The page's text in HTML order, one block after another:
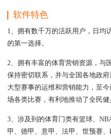
软件特色
1、拥有数千万的活跃用户，日均
的第一选择。
2、拥有丰富的体育营销资源，与
保持密切联系，并与全国各地政
大型赛事的运维和营销能力，至
场各类比赛，有利地推动了全民健
3、涉及到的体育门类有篮球、
甲、德甲、意甲、法甲、世预赛